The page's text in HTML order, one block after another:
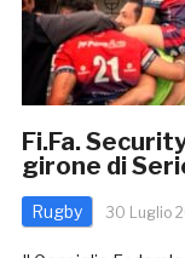
Fi.Fa.
girone di
Rugby 30 Luglio